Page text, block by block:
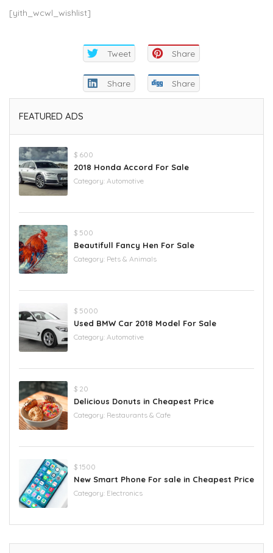
[yith_wcwl_wishlist]
Tweet Share
Share Share
FEATURED ADS
$ 600
2018 Honda Accord For Sale
Category: Automotive
$ 500
Beautifull Fancy Hen For Sale
Category: Pets & Animals
$ 5000
Used BMW Car 2018 Model For Sale
Category: Automotive
$ 20
Delicious Donuts in Cheapest Price
Category: Restaurants & Cafe
$ 1500
New Smart Phone For sale in Cheapest Price
Category: Electronics